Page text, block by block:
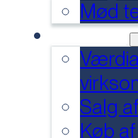
Mød
Salg
Køb